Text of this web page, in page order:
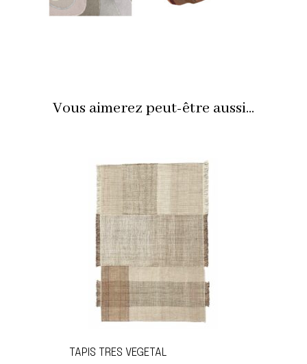
Vous aimerez peut-être aussi...
TAPIS TRES VEGETAL